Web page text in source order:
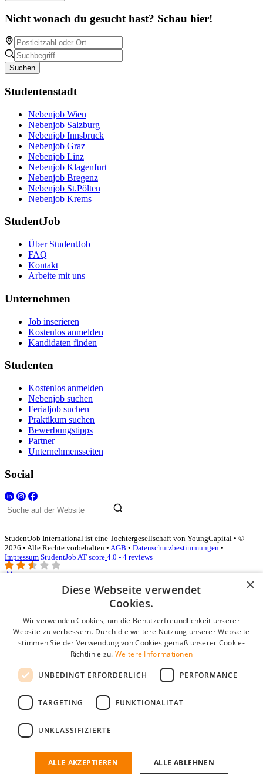
Nicht wonach du gesucht hast? Schau hier!
Suchen
Studentenstadt
Nebenjob Wien
Nebenjob Salzburg
Nebenjob Innsbruck
Nebenjob Graz
Nebenjob Linz
Nebenjob Klagenfurt
Nebenjob Bregenz
Nebenjob St.Pölten
Nebenjob Krems
StudentJob
Über StudentJob
FAQ
Kontakt
Arbeite mit uns
Unternehmen
Job inserieren
Kostenlos anmelden
Kandidaten finden
Studenten
Kostenlos anmelden
Nebenjob suchen
Ferialjob suchen
Praktikum suchen
Bewerbungstipps
Partner
Unternehmensseiten
Social
StudentJob International ist eine Tochtergesellschaft von YoungCapital • ©
2026 • Alle Rechte vorbehalten • AGB • Datenschutzbestimmungen •
Impressum StudentJob AT score 4.0 - 4 reviews
Login für Unternehmen
E-Mail*
Passwort
Angemeldet bleiben
Passwort vergessen?
Kostenloses Unternehmensprofil
Wenn Sie sich registriert haben, können Sie ein Unternehmensprofil
passenden Mitarbeiter zu finden.
×
Diese Webseite verwendet
Cookies.
Wir verwenden Cookies, um die Benutzerfreundlichkeit unserer
Website zu verbessern. Durch die weitere Nutzung unserer Webseite
stimmen Sie der Verwendung von Cookies gemäß unserer Cookie-
Richtlinie zu. Weitere Informationen
UNBEDINGT ERFORDERLICH PERFORMANCE
TARGETING FUNKTIONALITÄT
UNKLASSIFIZIERTE
ALLE AKZEPTIEREN ALLE ABLEHNEN